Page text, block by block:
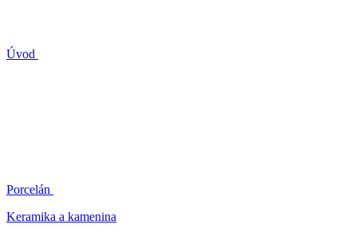
Úvod
Porcelán
Keramika a kamenina